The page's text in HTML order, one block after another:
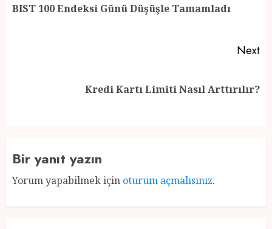
BIST 100 Endeksi Günü Düşüşle Tamamladı
Next
Kredi Kartı Limiti Nasıl Arttırılır?
Bir yanıt yazın
Yorum yapabilmek için oturum açmalısınız.